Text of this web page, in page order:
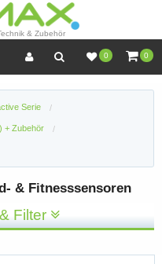
& Zubehör
0 0
Serie
+ Zubehör
& Fitnesssensoren
Filter